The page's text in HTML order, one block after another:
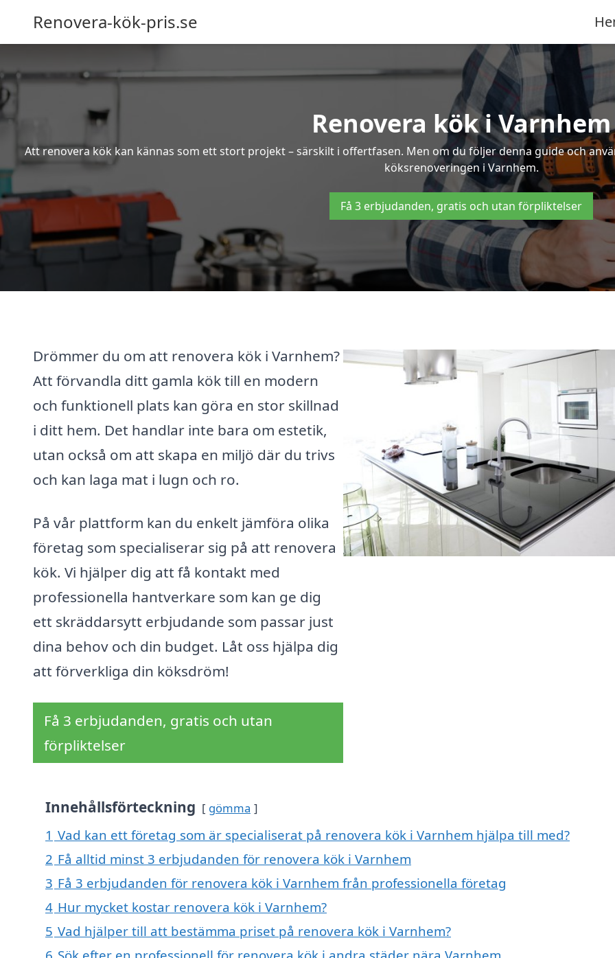
Renovera-kök-pris.se
Renovera kök i Varnhem
Att renovera kök kan kännas som ett stort projekt – särskilt i offertfasen. Men om du följer denna guide och
köksrenoveringen i Varnhem.
Få 3 erbjudanden, gratis och utan förpliktelser
Drömmer du om att renovera kök i Varnhem?
Att förvandla ditt gamla kök till en modern
och funktionell plats kan göra en stor skillnad
i ditt hem. Det handlar inte bara om estetik,
utan också om att skapa en miljö där du trivs
och kan laga mat i lugn och ro.
På vår plattform kan du enkelt jämföra olika
företag som specialiserar sig på att renovera
kök. Vi hjälper dig att få kontakt med
professionella hantverkare som kan ge dig
ett skräddarsytt erbjudande som passar just
dina behov och din budget. Låt oss hjälpa dig
att förverkliga din köksdröm!
Få 3 erbjudanden, gratis och utan
förpliktelser
Innehållsförteckning gömma
1 Vad kan ett företag som är specialiserat på renovera kök i Varnhem hjälpa till med?
2 Få alltid minst 3 erbjudanden för renovera kök i Varnhem
3 Få 3 erbjudanden för renovera kök i Varnhem från professionella företag
4 Hur mycket kostar renovera kök i Varnhem?
5 Vad hjälper till att bestämma priset på renovera kök i Varnhem?